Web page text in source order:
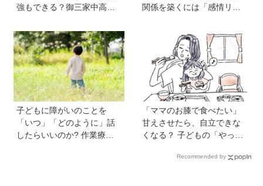
強もできる？御三家中高卒
史さんが教えるゲームしな
がら受験で勝つためのメソ
ッド
関係を築くには「感情リテ
発達心理学者・渡辺弥生先
生に聞く今の子どもの感情
表現の育て方
子どもに障がいのことを
「いつ」「どのように」話
したらいいのか? 作業療法
「ママのお膝で食べたい」
甘えさせたら、自立できな
くなる？ 子どもの「やっ
な姿勢《モンテッソーリ教
Recommended by